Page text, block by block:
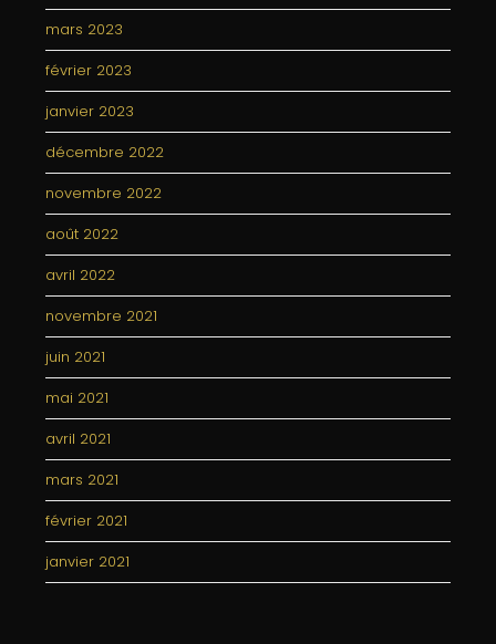
mars 2023
février 2023
janvier 2023
décembre 2022
novembre 2022
août 2022
avril 2022
novembre 2021
juin 2021
mai 2021
avril 2021
mars 2021
février 2021
janvier 2021